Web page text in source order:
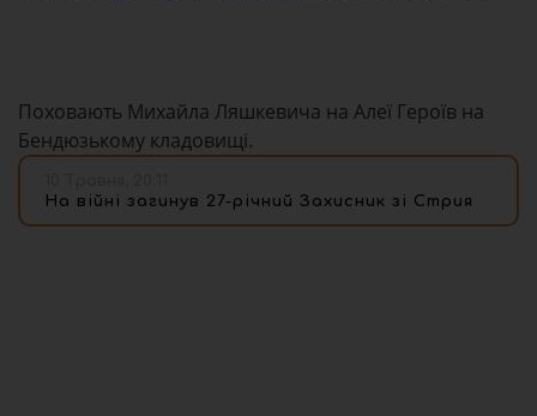
Поховають Михайла Ляшкевича на Алеї Героїв на
Бендюзькому кладовищі.
На війні загинув 27-річний Захисник зі Стрия